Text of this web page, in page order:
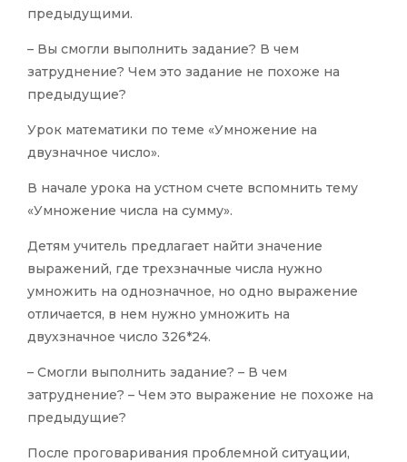
предыдущими.
– Вы смогли выполнить задание? В чем
затруднение? Чем это задание не похоже на
предыдущие?
Урок математики по теме «Умножение на
двузначное число».
В начале урока на устном счете вспомнить тему
«Умножение числа на сумму».
Детям учитель предлагает найти значение
выражений, где трехзначные числа нужно
умножить на однозначное, но одно выражение
отличается, в нем нужно умножить на
двухзначное число 326*24.
– Смогли выполнить задание? – В чем
затруднение? – Чем это выражение не похоже на
предыдущие?
После проговаривания проблемной ситуации,